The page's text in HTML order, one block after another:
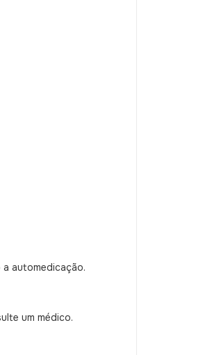
automedicação.
um médico.